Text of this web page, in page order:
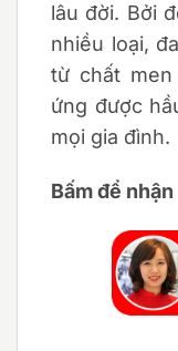
lâu đời. Bởi
nhiều loại,
từ chất
ứng được
mọi gia đình.
Bấm để